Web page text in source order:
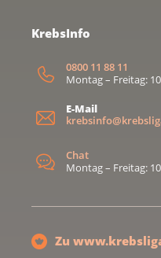
KrebsInfo
0800 11 88 11
Montag – Freitag:
E-Mail
Chat
Montag – Freitag:
Zu